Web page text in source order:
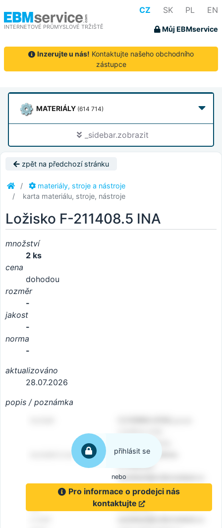
INTERNETOVÉ PRŮMYSLOVÉ TRŽIŠTĚ
CZ SK PL EN
Můj EBMservice
Inzerujte u nás! Kontaktujte našeho obchodního
zástupce
MATERIÁLY (614 714)
_sidebar.zobrazit
zpět na předchozí stránku
materiály, stroje a nástroje
karta materiálu, stroje, nástroje
Ložisko F-211408.5 INA
množství
2 ks
cena
dohodou
rozměr
-
jakost
-
norma
-
aktualizováno
28.07.2026
popis / poznámka
přihlásit se
nebo
Pro informace o prodejci nás
kontaktujte